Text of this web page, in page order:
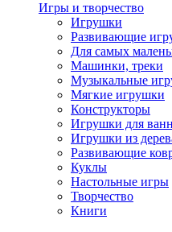
Игры и творчество
Игрушки
Развивающие
Для самых
Машинки, треки
Музыкальные
Мягкие игрушки
Конструкторы
Игрушки для
Игрушки из
Развивающие
Куклы
Настольные игры
Творчество
Книги